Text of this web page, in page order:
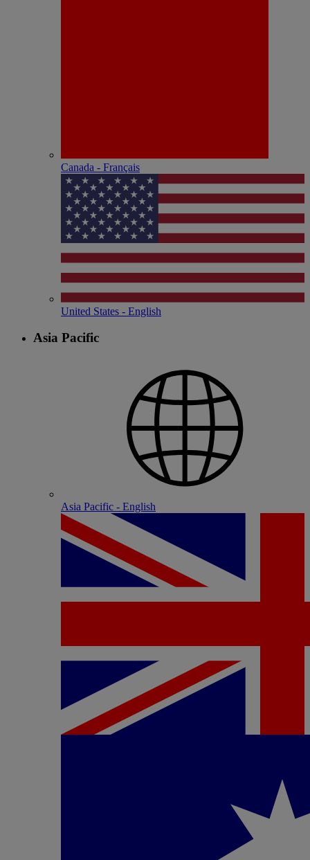
Canada - Français
United States - English
Asia Pacific
Asia Pacific - English